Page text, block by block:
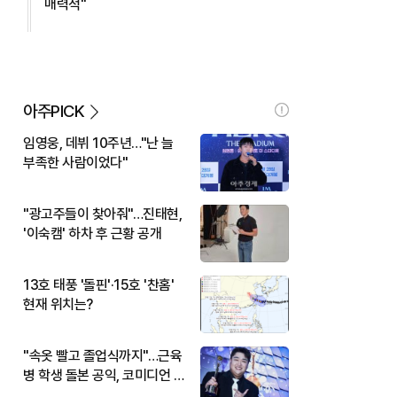
매력적"
아주PICK
임영웅, 데뷔 10주년…"난 늘
부족한 사람이었다"
"광고주들이 찾아줘"…진태현,
'이숙캠' 하차 후 근황 공개
13호 태풍 '돌핀'·15호 '찬홈'
현재 위치는?
"속옷 빨고 졸업식까지"…근육
병 학생 돌본 공익, 코미디언 김